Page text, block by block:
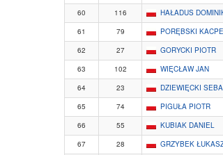
60
116 HAŁADUS
61
79 PORĘBSKI
62
27 GORYCKI PIOTR
63
102 WIĘCŁAW JAN
64
23 DZIEWIĘCKI
65
74 PIGUŁA PIOTR
66
55 KUBIAK DANIEL
67
28 GRZYBEK